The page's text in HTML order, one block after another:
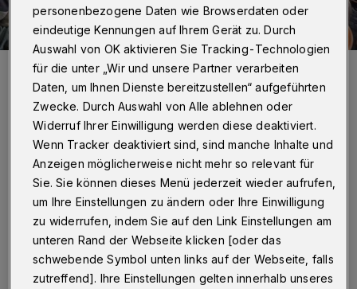
Das große Basteln mit verschiedenen Materialien beginnt.
Foto: Vanessa Ambrosius
Von Vanessa Ambrosius
D
ort konnten Kinder aus den Klassen 1 bis
4 ihre Ideen für die Schule der Zukunft
entwickeln – ganz praktisch, mit Karton,
personenbezogene Daten wie Browserdaten oder
eindeutige Kennungen auf Ihrem Gerät zu. Durch
Auswahl von OK aktivieren Sie Tracking-Technologien
für die unter „Wir und unsere Partner verarbeiten
Daten, um Ihnen Dienste bereitzustellen“ aufgeführten
Zwecke. Durch Auswahl von Alle ablehnen oder
Widerruf Ihrer Einwilligung werden diese deaktiviert.
Wenn Tracker deaktiviert sind, sind manche Inhalte und
Anzeigen möglicherweise nicht mehr so relevant für
Sie. Sie können dieses Menü jederzeit wieder aufrufen,
um Ihre Einstellungen zu ändern oder Ihre Einwilligung
zu widerrufen, indem Sie auf den Link Einstellungen am
unteren Rand der Webseite klicken [oder das
schwebende Symbol unten links auf der Webseite, falls
zutreffend]. Ihre Einstellungen gelten innerhalb unseres